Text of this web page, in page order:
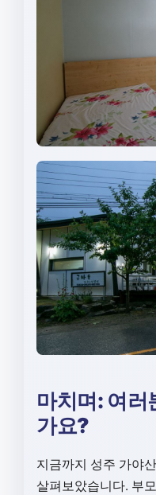
마치며: 여러
가요?
지금까지 성주 가야
살펴보았습니다. 부